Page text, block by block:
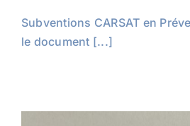
Subventions CARSAT en
le document [...]